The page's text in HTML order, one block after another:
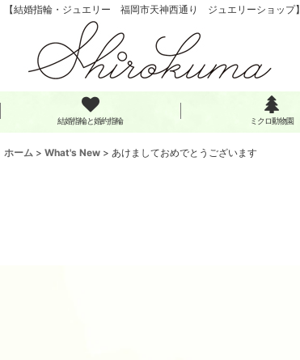
【結婚指輪・ジュエリー 福岡市天神西通り ジュエリーショップ】
結婚指輪と婚約指輪 ミクロ動物園
ホーム > What's New > あけましておめでとうございます